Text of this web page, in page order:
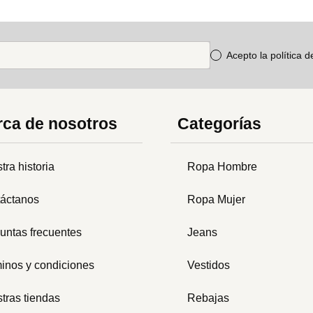
Acepto la política
de nosotros
historia
frecuentes
y condiciones
tiendas
Categorías
Ropa Hombre
Ropa Mujer
Jeans
Vestidos
Rebajas